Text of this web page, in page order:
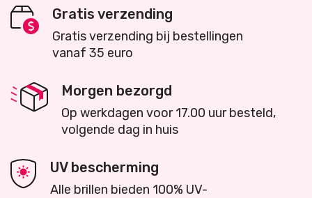
Gratis verzending
Gratis verzending bij bestellingen
vanaf 35 euro
Morgen bezorgd
Op werkdagen voor 17.00 uur besteld,
volgende dag in huis
UV bescherming
Alle brillen bieden 100% UV-